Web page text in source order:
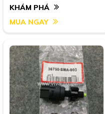
KHÁM PHÁ
MUA NGAY